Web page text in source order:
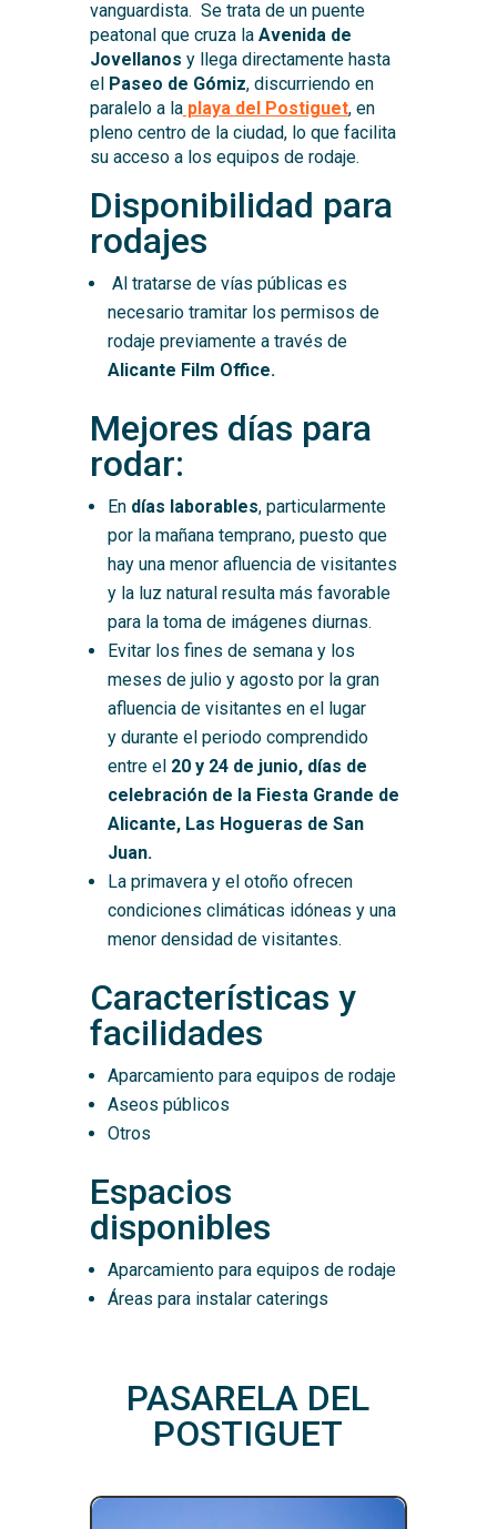
vanguardista. Se trata de un puente
peatonal que cruza la Avenida de
Jovellanos y llega directamente hasta
el Paseo de Gómiz, discurriendo en
paralelo a laplaya del Postiguet, en
pleno centro de la ciudad, lo que facilita
su acceso a los equipos de rodaje.
Disponibilidad para
rodajes
Al tratarse de vías públicas es
necesario tramitar los permisos de
rodaje previamente a través de
Alicante Film Office.
Mejores días para
rodar:
En días laborables, particularmente
por la mañana temprano, puesto que
hay una menor afluencia de visitantes
y la luz natural resulta más favorable
para la toma de imágenes diurnas.
Evitar los fines de semana y los
meses de julio y agosto por la gran
afluencia de visitantes en el lugar
y durante el periodo comprendido
entre el 20 y 24 de junio, días de
celebración de la Fiesta Grande de
Alicante, Las Hogueras de San
Juan.
La primavera y el otoño ofrecen
condiciones climáticas idóneas y una
menor densidad de visitantes.
Características y
facilidades
Aparcamiento para equipos de rodaje
Aseos públicos
Otros
Espacios
disponibles
Aparcamiento para equipos de rodaje
Áreas para instalar caterings
PASARELA DEL
POSTIGUET